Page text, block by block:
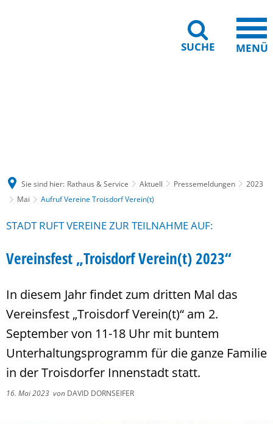
SUCHE MENÜ
Sie sind hier: Rathaus & Service Aktuell Pressemeldungen
2023
Mai
Aufruf Vereine Troisdorf Verein(t)
STADT RUFT VEREINE ZUR TEILNAHME AUF:
Vereinsfest „Troisdorf Verein(t) 2023“
In diesem Jahr findet zum dritten Mal das
Vereinsfest „Troisdorf Verein(t)“ am 2.
September von 11-18 Uhr mit buntem
Unterhaltungsprogramm für die ganze Familie
in der Troisdorfer Innenstadt statt.
16. Mai 2023 von DAVID DORNSEIFER